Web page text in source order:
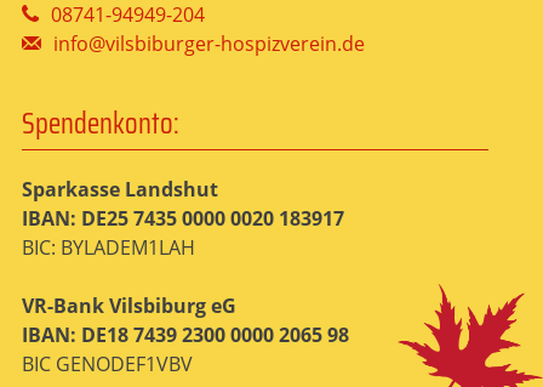
08741-94949-204
info@vilsbiburger-hospizverein.de
Spendenkonto:
Sparkasse Landshut
IBAN: DE25 7435 0000 0020 183917
BIC: BYLADEM1LAH
VR-Bank Vilsbiburg eG
IBAN: DE18 7439 2300 0000 2065 98
BIC GENODEF1VBV